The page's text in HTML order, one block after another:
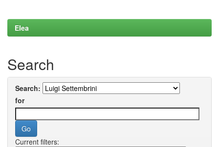
Elea
Search
Search:
for
Current filters: